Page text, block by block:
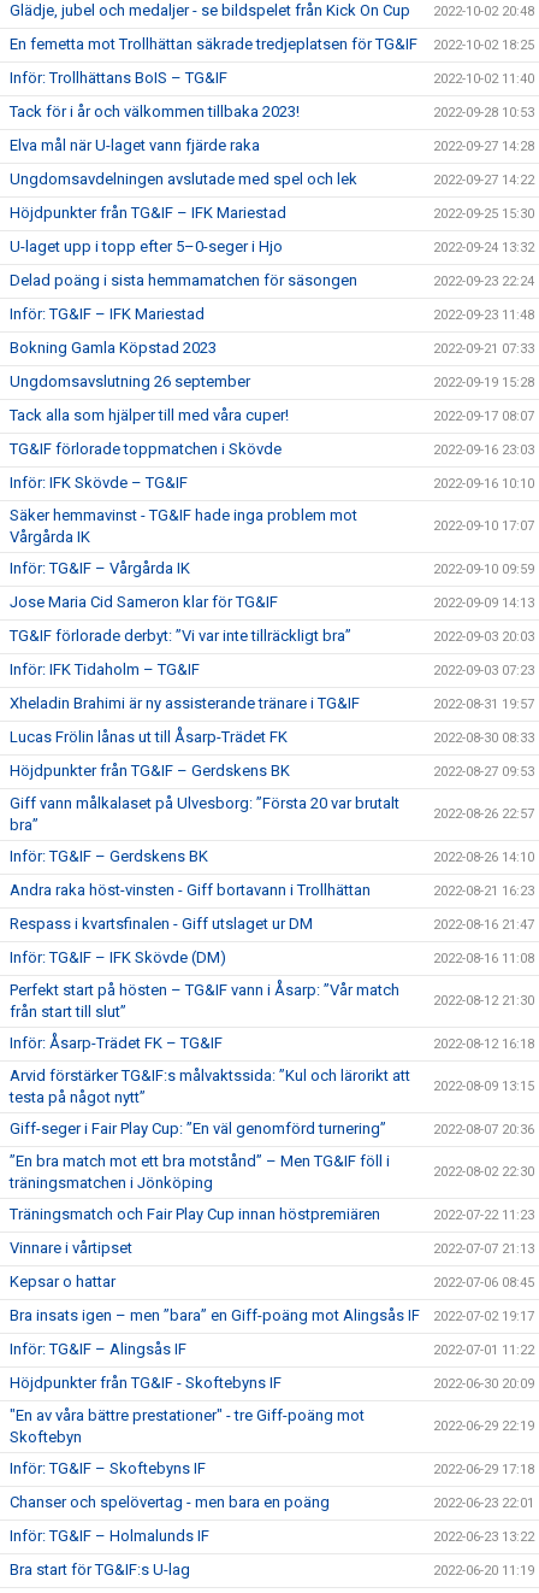
Glädje, jubel och medaljer - se bildspelet från Kick On Cup 2022-10-02 20:48
En femetta mot Trollhättan säkrade tredjeplatsen för TG&IF 2022-10-02 18:25
Inför: Trollhättans BoIS – TG&IF 2022-10-02 11:40
Tack för i år och välkommen tillbaka 2023! 2022-09-28 10:53
Elva mål när U-laget vann fjärde raka 2022-09-27 14:28
Ungdomsavdelningen avslutade med spel och lek 2022-09-27 14:22
Höjdpunkter från TG&IF – IFK Mariestad 2022-09-25 15:30
U-laget upp i topp efter 5–0-seger i Hjo 2022-09-24 13:32
Delad poäng i sista hemmamatchen för säsongen 2022-09-23 22:24
Inför: TG&IF – IFK Mariestad 2022-09-23 11:48
Bokning Gamla Köpstad 2023 2022-09-21 07:33
Ungdomsavslutning 26 september 2022-09-19 15:28
Tack alla som hjälper till med våra cuper! 2022-09-17 08:07
TG&IF förlorade toppmatchen i Skövde 2022-09-16 23:03
Inför: IFK Skövde – TG&IF 2022-09-16 10:10
Säker hemmavinst - TG&IF hade inga problem mot
Vårgårda IK
2022-09-10 17:07
Inför: TG&IF – Vårgårda IK 2022-09-10 09:59
Jose Maria Cid Sameron klar för TG&IF 2022-09-09 14:13
TG&IF förlorade derbyt: ”Vi var inte tillräckligt bra” 2022-09-03 20:03
Inför: IFK Tidaholm – TG&IF 2022-09-03 07:23
Xheladin Brahimi är ny assisterande tränare i TG&IF 2022-08-31 19:57
Lucas Frölin lånas ut till Åsarp-Trädet FK 2022-08-30 08:33
Höjdpunkter från TG&IF – Gerdskens BK 2022-08-27 09:53
Giff vann målkalaset på Ulvesborg: ”Första 20 var brutalt
bra”
2022-08-26 22:57
Inför: TG&IF – Gerdskens BK 2022-08-26 14:10
Andra raka höst-vinsten - Giff bortavann i Trollhättan 2022-08-21 16:23
Respass i kvartsfinalen - Giff utslaget ur DM 2022-08-16 21:47
Inför: TG&IF – IFK Skövde (DM) 2022-08-16 11:08
Perfekt start på hösten – TG&IF vann i Åsarp: ”Vår match
från start till slut”
2022-08-12 21:30
Inför: Åsarp-Trädet FK – TG&IF 2022-08-12 16:18
Arvid förstärker TG&IF:s målvaktssida: ”Kul och lärorikt att
testa på något nytt”
2022-08-09 13:15
Giff-seger i Fair Play Cup: ”En väl genomförd turnering” 2022-08-07 20:36
”En bra match mot ett bra motstånd” – Men TG&IF föll i
träningsmatchen i Jönköping
2022-08-02 22:30
Träningsmatch och Fair Play Cup innan höstpremiären 2022-07-22 11:23
Vinnare i vårtipset 2022-07-07 21:13
Kepsar o hattar 2022-07-06 08:45
Bra insats igen – men ”bara” en Giff-poäng mot Alingsås IF 2022-07-02 19:17
Inför: TG&IF – Alingsås IF 2022-07-01 11:22
Höjdpunkter från TG&IF - Skoftebyns IF 2022-06-30 20:09
"En av våra bättre prestationer" - tre Giff-poäng mot
Skoftebyn
2022-06-29 22:19
Inför: TG&IF – Skoftebyns IF 2022-06-29 17:18
Chanser och spelövertag - men bara en poäng 2022-06-23 22:01
Inför: TG&IF – Holmalunds IF 2022-06-23 13:22
Bra start för TG&IF:s U-lag 2022-06-20 11:19